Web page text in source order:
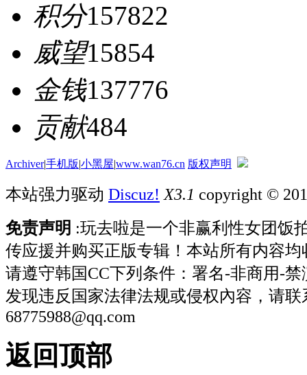
积分157822
威望15854
金钱137776
贡献484
Archiver|手机版|小黑屋|www.wan76.cn 版权声明
本站强力驱动 Discuz! X3.1 copyright ©
免责声明 :玩去啦是一个非赢利性女团饭
传应援并购买正版专辑！本站所有内容
请遵守韩国CC下列条件：署名-非商用-
发现违反国家法律法规或侵权內容，请
68775988@qq.com
返回顶部